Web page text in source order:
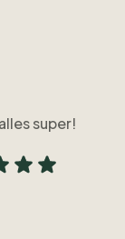
super!